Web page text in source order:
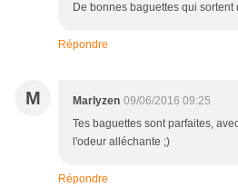
De bonnes baguettes qui sortent
Répondre
M Marlyzen 09/06/2016 09:25
Tes baguettes sont parfaites,
l'odeur alléchante ;)
Répondre